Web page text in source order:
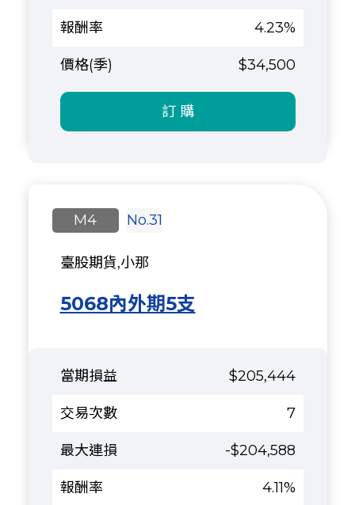
4.23%
$34,500
訂 購
No.31
5068內外期5支
臺股期貨,小那
M4
$205,444
7
-$204,588
4.11%